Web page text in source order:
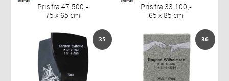
Pris fra 47.500,-
75 x 65 cm
Pris fra 33.100,-
65 x 85 cm
35 36